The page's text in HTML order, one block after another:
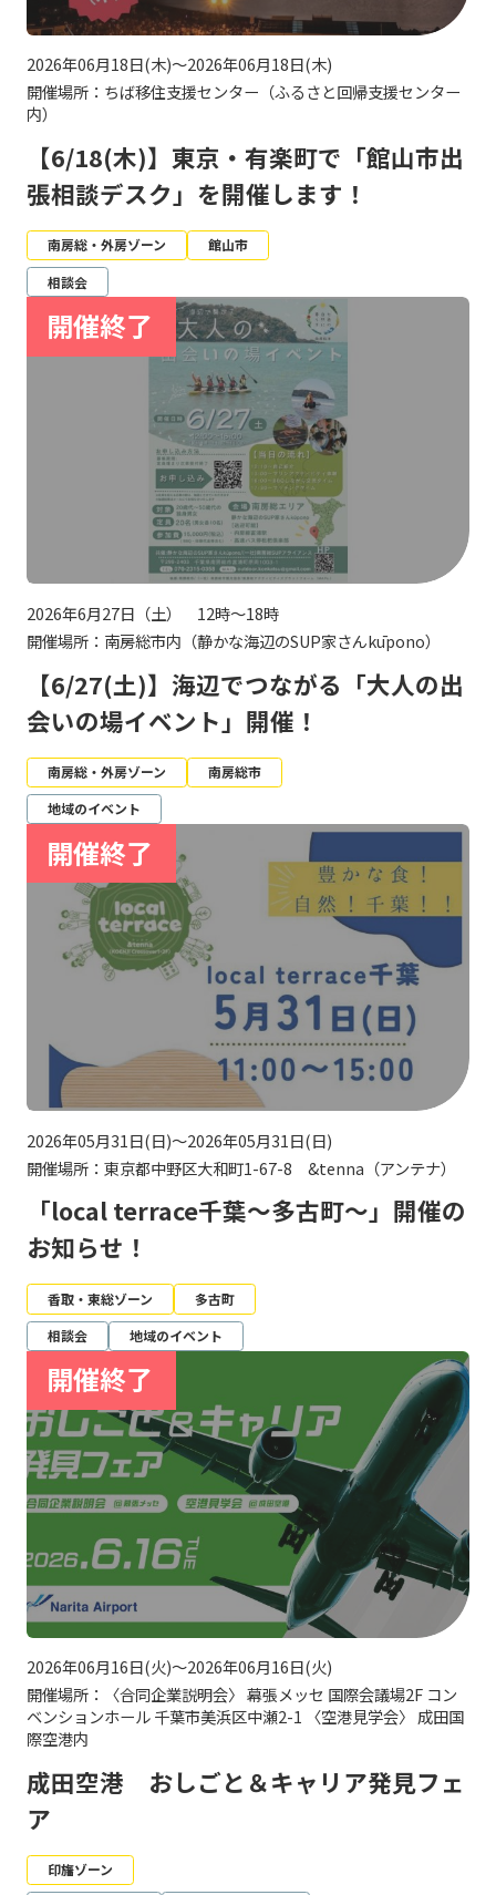
2026年06月18日(木)～2026年06月18日(木)
開催場所：ちば移住支援センター（ふるさと回帰支援センター
内）
【6/18(木)】東京・有楽町で「館山市出
張相談デスク」を開催します！
南房総・外房ゾーン
館山市
相談会
2026年6月27日（土） 12時～18時
開催場所：南房総市内（静かな海辺のSUP家さんkūpono）
【6/27(土)】海辺でつながる「大人の出
会いの場イベント」開催！
南房総・外房ゾーン
南房総市
地域のイベント
2026年05月31日(日)～2026年05月31日(日)
開催場所：東京都中野区大和町1-67-8 &tenna（アンテナ）
「local terrace千葉～多古町～」開催の
お知らせ！
香取・東総ゾーン
多古町
相談会
地域のイベント
2026年06月16日(火)～2026年06月16日(火)
開催場所：〈合同企業説明会〉 幕張メッセ 国際会議場2F コン
ベンションホール 千葉市美浜区中瀬2-1 〈空港見学会〉 成田国
際空港内
成田空港 おしごと＆キャリア発見フェ
ア
印旛ゾーン